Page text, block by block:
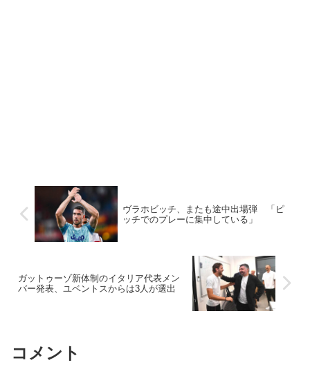
ヴラホビッチ、またも途中出場弾 「ピ
ッチでのプレーに集中している」
ガットゥーゾ新体制のイタリア代表メン
バー発表、ユベントスからは3人が選出
コメント